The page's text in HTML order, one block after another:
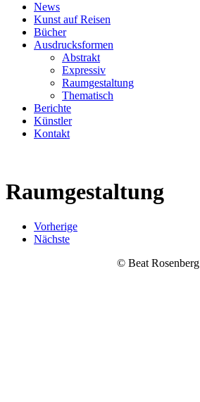
News
Kunst auf Reisen
Bücher
Ausdrucksformen
Abstrakt
Expressiv
Raumgestaltung
Thematisch
Berichte
Künstler
Kontakt
Raumgestaltung
Vorherige
Nächste
© Beat Rosenberg